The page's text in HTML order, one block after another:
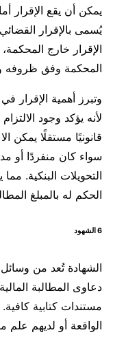
يمكن أن يقع الإقرار
يُسمى بالإقرار
الإقرار خارج
المحكمة وفق
وتبرز أهمية الإقرار
لأنه يؤكد وجود
قانونيًا مستقلًا يمكن
سواء كان منفردًا أو
التحويلات البنكية.
الحكم له بالمبلغ
6 الشهود
الشهادة تُعد من وسائل
دعاوى المطالبة
مستندات كتابية
الواقعة أو لديهم علم